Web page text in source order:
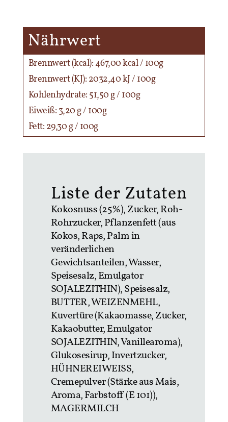
Nährwert
Brennwert (kcal): 467,00 kcal / 100g
Brennwert (KJ): 2032,40 kJ / 100g
Kohlenhydrate: 51,50 g / 100g
Eiweiß: 3,20 g / 100g
Fett: 29,30 g / 100g
Liste der Zutaten
Kokosnuss (25%), Zucker, Roh-
Rohrzucker, Pflanzenfett (aus
Kokos, Raps, Palm in
veränderlichen
Gewichtsanteilen, Wasser,
Speisesalz, Emulgator
SOJALEZITHIN), Speisesalz,
BUTTER, WEIZENMEHL,
Kuvertüre (Kakaomasse, Zucker,
Kakaobutter, Emulgator
SOJALEZITHIN, Vanillearoma),
Glukosesirup, Invertzucker,
HÜHNEREIWEISS,
Cremepulver (Stärke aus Mais,
Aroma, Farbstoff (E 101)),
MAGERMILCH